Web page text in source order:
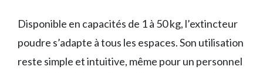
Disponible en capacités de 1 à 50 kg, l’extincteur
poudre s’adapte à tous les espaces. Son utilisation
reste simple et intuitive, même pour un personnel